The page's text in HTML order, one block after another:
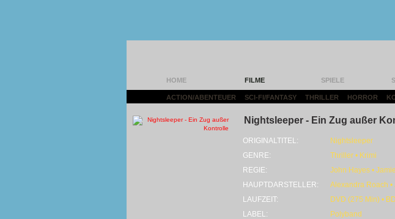
HOME FILME SPIELE
ACTION/ABENTEUER SCI-FI/FANTASY THRILLER HORROR
Nightsleeper - Ein Zug außer
ORIGINALTITEL:
Nightsleeper
GENRE:
Thriller • Krimi
REGIE:
John Hayes •
HAUPTDARSTELLER:
Alexandra Roach •
LAUFZEIT:
DVD (275 Min) •
LABEL:
Polyband